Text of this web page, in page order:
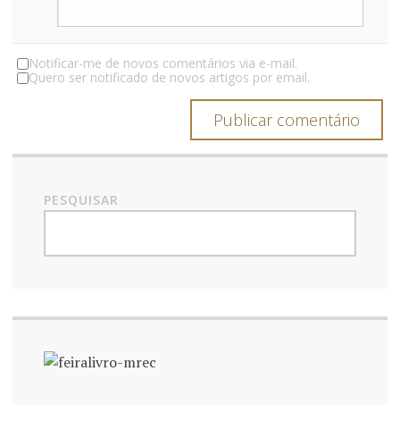
g
o
Notificar-me de novos comentários via e-mail.
Quero ser notificado de novos artigos por email.
PESQUISAR